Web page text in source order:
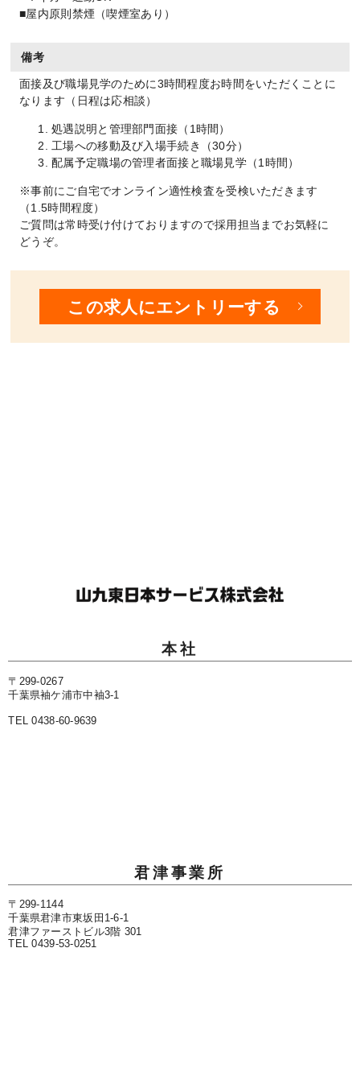
■屋内原則禁煙（喫煙室あり）
備考
面接及び職場見学のために3時間程度お時間をいただくことに
なります（日程は応相談）
処遇説明と管理部門面接（1時間）
工場への移動及び入場手続き（30分）
配属予定職場の管理者面接と職場見学（1時間）
※事前にご自宅でオンライン適性検査を受検いただきます
（1.5時間程度）
ご質問は常時受け付けておりますので採用担当までお気軽に
どうぞ。
この求人にエントリーする
本社
〒299-0267
千葉県袖ケ浦市中袖3-1
TEL 0438-60-9639
君津事業所
〒299-1144
千葉県君津市東坂田1-6-1
君津ファーストビル3階 301
TEL 0439-53-0251